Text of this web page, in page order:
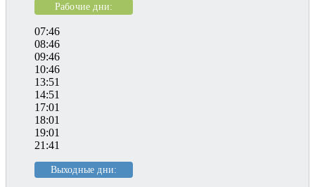
Рабочие дни:
07:46
08:46
09:46
10:46
13:51
14:51
17:01
18:01
19:01
21:41
Выходные дни: